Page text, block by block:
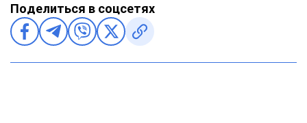
Поделиться в соцсетях